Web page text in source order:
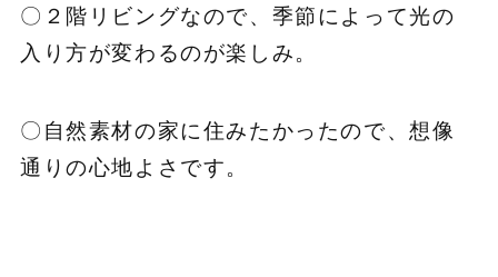
〇２階リビングなので、季節によって光の
入り方が変わるのが楽しみ。
〇自然素材の家に住みたかったので、想像
通りの心地よさです。